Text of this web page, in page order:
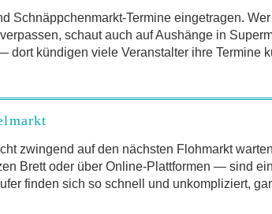
Schnäppchenmarkt-Termine eingetragen. Wer
schaut auch auf Aushänge in
kündigen viele Veranstalter ihre Termine
zwingend auf den nächsten Flohmarkt
Brett oder über Online-Plattformen — sind
finden sich so schnell und unkompliziert,